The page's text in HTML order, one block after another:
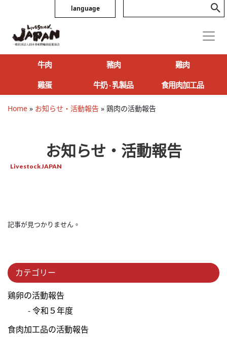
language
牛肉 豬肉
雞肉
雞蛋
牛奶 ‧ 乳製品 食用肉加工品
Home » お知らせ・活動報告 » 鶏肉の活動報告
お知らせ・活動報告
Livestock JAPAN
記事が見つかりません。
カテゴリー
鶏卵の活動報告
令和５年度
食肉加工品の活動報告